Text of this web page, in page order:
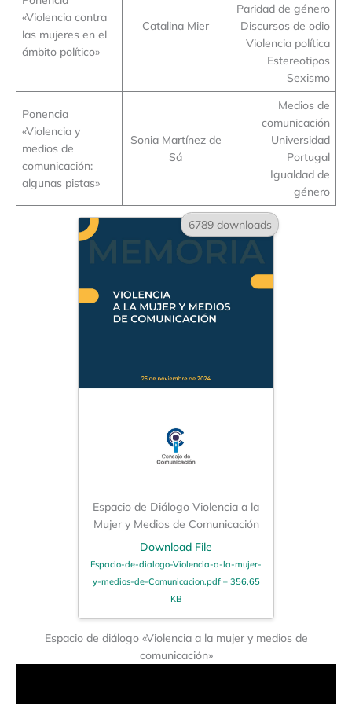
«Violencia contra
las mujeres en el
ámbito político»
Catalina Mier
Paridad de género
Discursos de odio
Violencia política
Estereotipos
Sexismo
Ponencia
«Violencia y
medios de
comunicación:
algunas pistas»
Sonia Martínez de
Sá
Medios de
comunicación
Universidad
Portugal
Igualdad de
género
6789 downloads
Espacio de Diálogo Violencia a la
Mujer y Medios de Comunicación
Download File
Espacio-de-dialogo-Violencia-a-la-mujer-
y-medios-de-Comunicacion.pdf – 356,65
KB
Espacio de diálogo «Violencia a la mujer y medios de
comunicación»